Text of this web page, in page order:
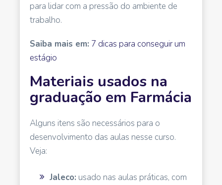
para lidar com a pressão do ambiente de
trabalho.
Saiba mais em: 7 dicas para conseguir um
estágio
Materiais usados na
graduação em Farmácia
Alguns itens são necessários para o
desenvolvimento das aulas nesse curso.
Veja:
Jaleco: usado nas aulas práticas, com